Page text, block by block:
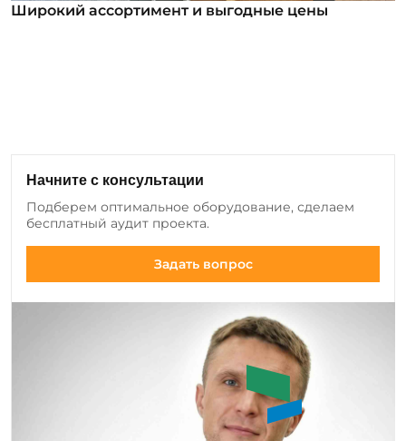
Широкий ассортимент и выгодные цены
добавляем новые позиции оборудования и
инструмента, а также совершенствуем
существующие модели.
Начните с консультации
Подберем оптимальное оборудование, сделаем
бесплатный аудит проекта.
Задать вопрос